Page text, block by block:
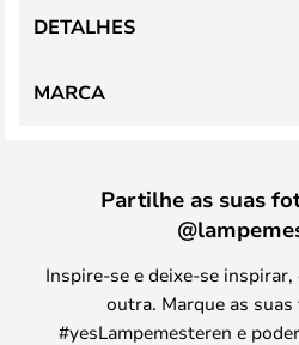
DETALHES
MARCA
Partilhe as suas
Inspire-se e deixe-se inspirar,
outra. Marque as
#yesLampemesteren e